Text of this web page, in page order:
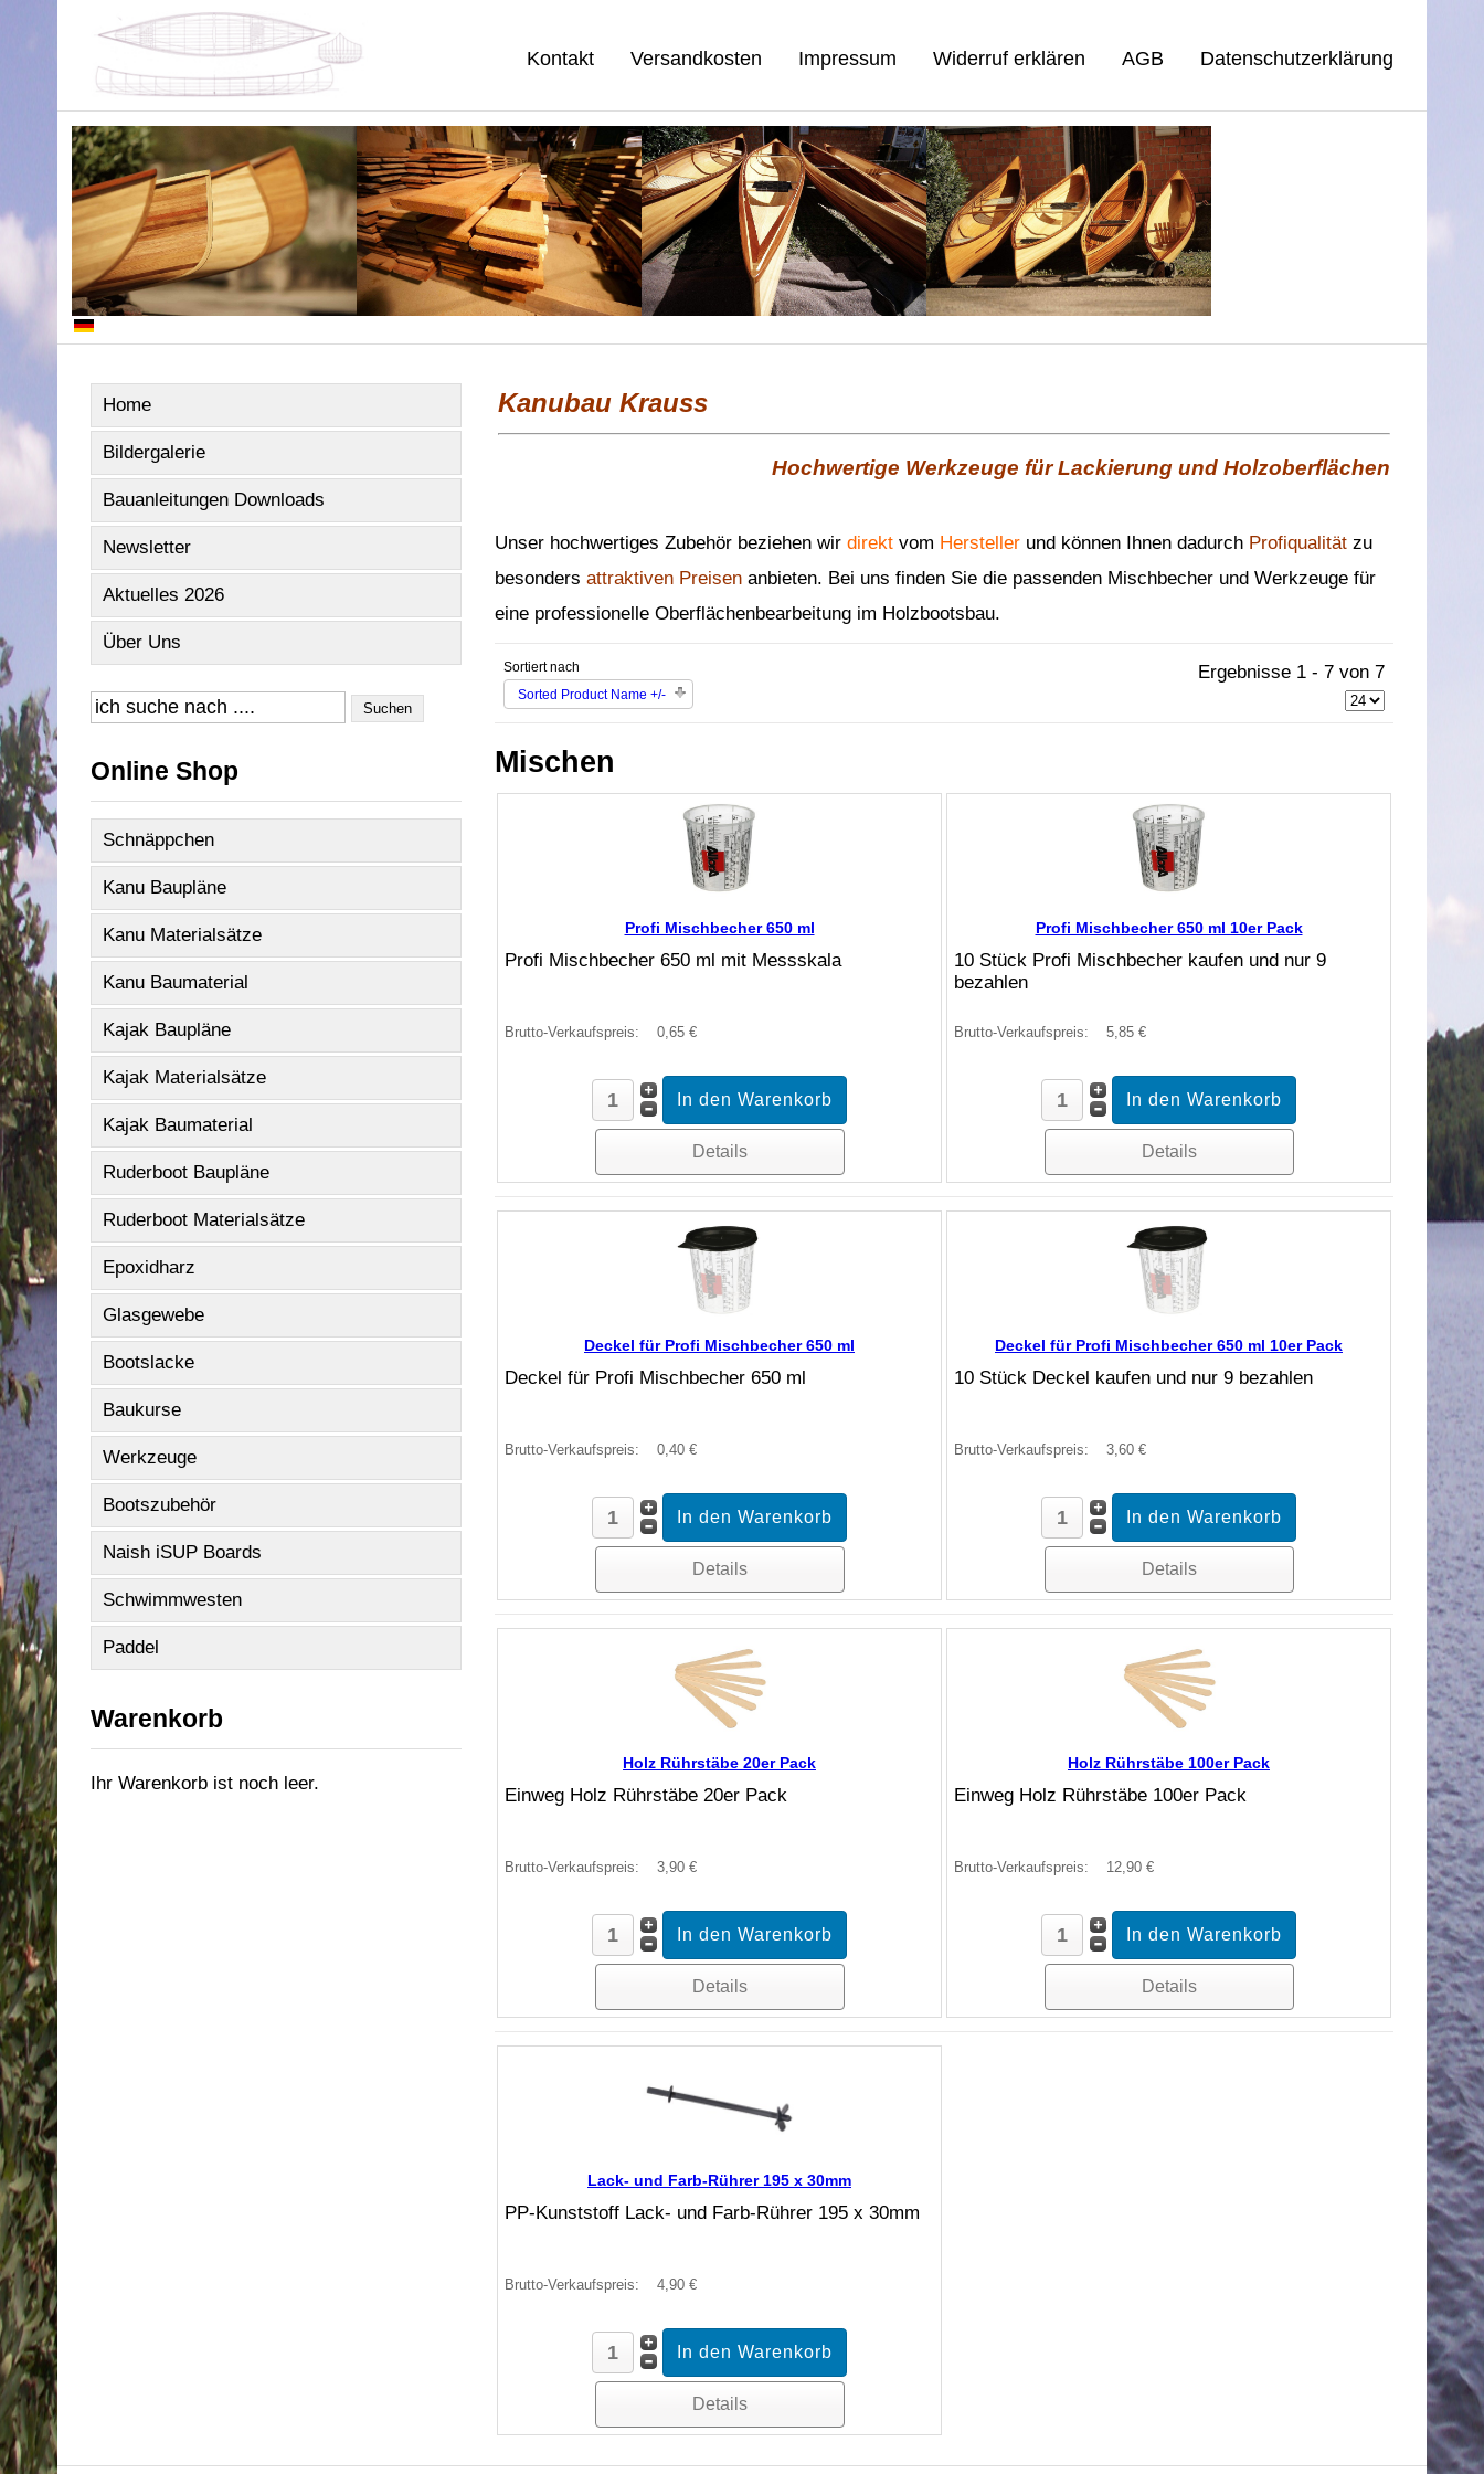
Kontakt Versandkosten Impressum Widerruf erklären AGB Datenschutzerklärung
Home
Bildergalerie
Bauanleitungen Downloads
Newsletter
Aktuelles 2026
Über Uns
Suchen
Online Shop
Schnäppchen
Kanu Baupläne
Kanu Materialsätze
Kanu Baumaterial
Kajak Baupläne
Kajak Materialsätze
Kajak Baumaterial
Ruderboot Baupläne
Ruderboot Materialsätze
Epoxidharz
Glasgewebe
Bootslacke
Baukurse
Werkzeuge
Bootszubehör
Naish iSUP Boards
Schwimmwesten
Paddel
Warenkorb
Ihr Warenkorb ist noch leer.
Kanubau Krauss
Hochwertige Werkzeuge für Lackierung und Holzoberflächen
Unser hochwertiges Zubehör beziehen wir direkt vom Hersteller und können Ihnen dadurch Profiqualität zu
besonders attraktiven Preisen anbieten. Bei uns finden Sie die passenden Mischbecher und Werkzeuge für
eine professionelle Oberflächenbearbeitung im Holzbootsbau.
Sortiert nach
Sorted Product Name +/-
Ergebnisse 1 - 7 von 7
Mischen
Profi Mischbecher 650 ml
Profi Mischbecher 650 ml mit Messskala
Brutto-Verkaufspreis: 0,65 €
Details
Profi Mischbecher 650 ml 10er Pack
10 Stück Profi Mischbecher kaufen und nur 9
bezahlen
Brutto-Verkaufspreis: 5,85 €
Details
Deckel für Profi Mischbecher 650 ml
Deckel für Profi Mischbecher 650 ml
Brutto-Verkaufspreis: 0,40 €
Details
Deckel für Profi Mischbecher 650 ml 10er Pack
10 Stück Deckel kaufen und nur 9 bezahlen
Brutto-Verkaufspreis: 3,60 €
Details
Holz Rührstäbe 20er Pack
Einweg Holz Rührstäbe 20er Pack
Brutto-Verkaufspreis: 3,90 €
Details
Holz Rührstäbe 100er Pack
Einweg Holz Rührstäbe 100er Pack
Brutto-Verkaufspreis: 12,90 €
Details
Lack- und Farb-Rührer 195 x 30mm
PP-Kunststoff Lack- und Farb-Rührer 195 x 30mm
Brutto-Verkaufspreis: 4,90 €
Details